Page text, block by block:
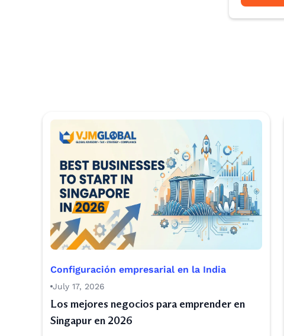
Configuración empresarial en la India
July 17, 2026
Los mejores negocios para emprender en
Singapur en 2026